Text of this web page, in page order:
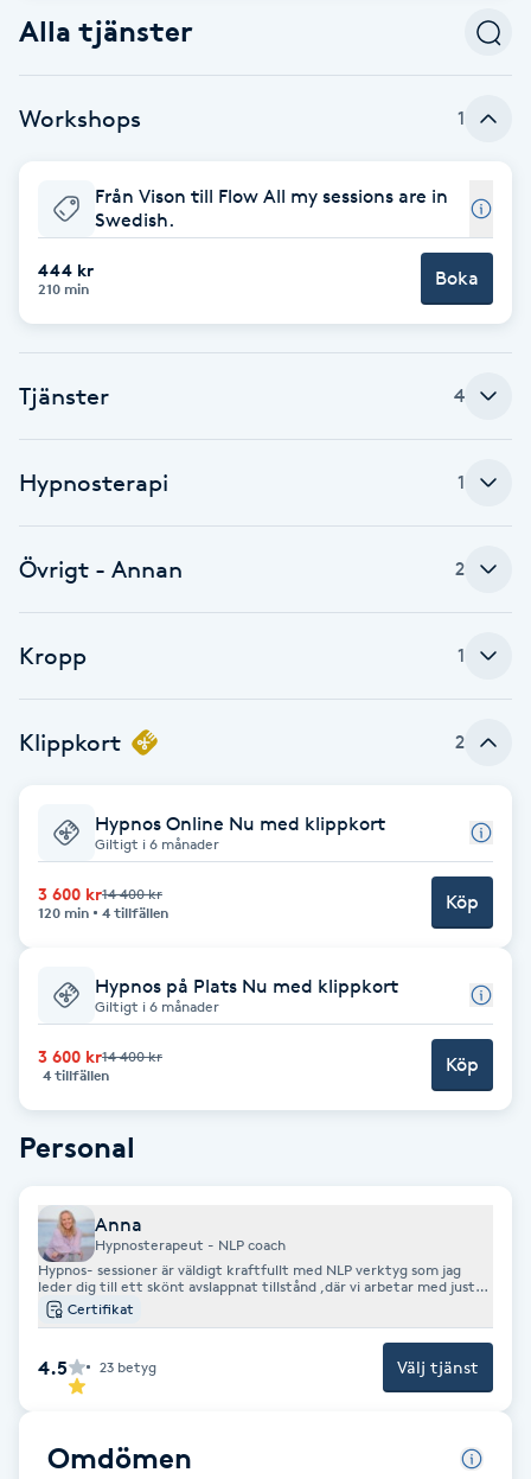
Babylights
Balayage
Barber
Blowout
Brynformning
Brynplockning
Celluliter
Coachning
Color correction
Cryoterapi
D
Damklippning
Dermapen
Diamantslipning
Enzympeeling
Extensions
Alla tjänster
Workshops 1
Från Vison till Flow All my sessions are in
Swedish.
444 kr
210 min Boka
Tjänster 4
Hypnosterapi 1
Övrigt - Annan 2
Kropp 1
Klippkort 2
Hypnos Online Nu med klippkort
Giltigt i 6 månader
3 600 kr14 400 kr
120 min
4 tillfällen Köp
Hypnos på Plats Nu med klippkort
Giltigt i 6 månader
3 600 kr14 400 kr
4 tillfällen
Köp
Personal
Anna
Hypnosterapeut - NLP coach
Hypnos- sessioner är väldigt kraftfullt med NLP verktyg som jag
leder dig till ett skönt avslappnat tillstånd ,där vi arbetar med just
ditt problem .
Certifikat
4.5 23 betyg Välj tjänst
Omdömen